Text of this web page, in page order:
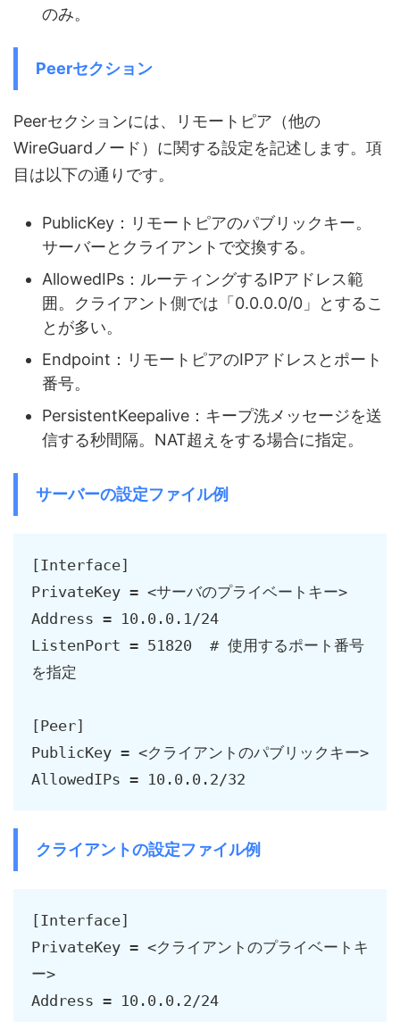
のみ。
Peerセクション
Peerセクションには、リモートピア（他の
WireGuardノード）に関する設定を記述します。項
目は以下の通りです。
PublicKey：リモートピアのパブリックキー。
サーバーとクライアントで交換する。
AllowedIPs：ルーティングするIPアドレス範
囲。クライアント側では「0.0.0.0/0」とするこ
とが多い。
Endpoint：リモートピアのIPアドレスとポート
番号。
PersistentKeepalive：キープ洗メッセージを送
信する秒間隔。NAT超えをする場合に指定。
サーバーの設定ファイル例
[Interface]
PrivateKey = <サーバのプライベートキー>
Address = 10.0.0.1/24
ListenPort = 51820  # 使用するポート番号
を指定
[Peer]
PublicKey = <クライアントのパブリックキー>
AllowedIPs = 10.0.0.2/32
クライアントの設定ファイル例
[Interface]
PrivateKey = <クライアントのプライベートキ
ー>
Address = 10.0.0.2/24